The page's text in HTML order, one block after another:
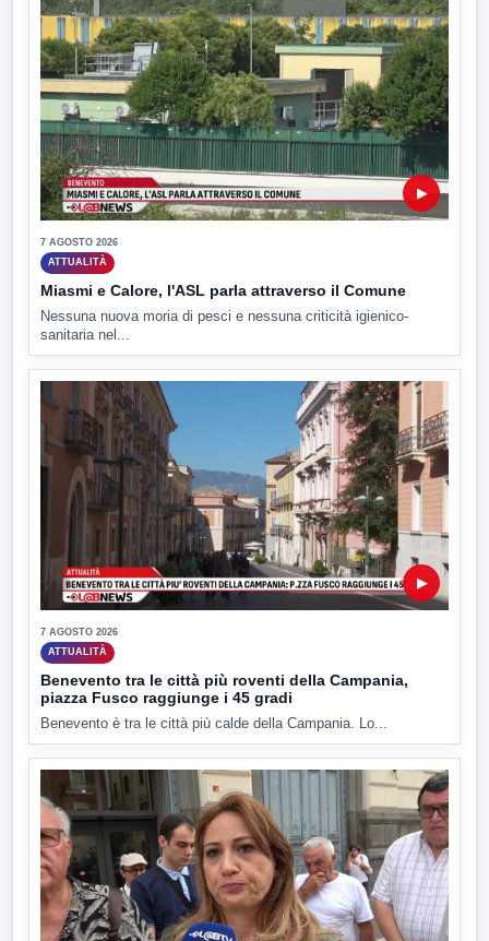
▶
7 AGOSTO 2026
ATTUALITÀ
Miasmi e Calore, l'ASL parla attraverso il Comune
Nessuna nuova moria di pesci e nessuna criticità igienico-
sanitaria nel...
▶
7 AGOSTO 2026
ATTUALITÀ
Benevento tra le città più roventi della Campania,
piazza Fusco raggiunge i 45 gradi
Benevento è tra le città più calde della Campania. Lo...